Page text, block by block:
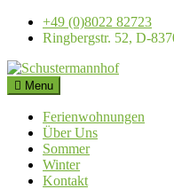
Skip
+49 (0)8022 82723
Ringbergstr. 52, D-
Schustermannhof
Ferienwohnungen am
Menu
Ferienwohnungen
Über Uns
Sommer
Winter
Kontakt